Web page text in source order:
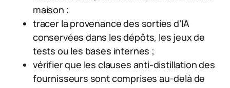
maison ;
tracer la provenance des sorties d’IA
conservées dans les dépôts, les jeux de
tests ou les bases internes ;
vérifier que les clauses anti-distillation des
fournisseurs sont comprises au-delà de